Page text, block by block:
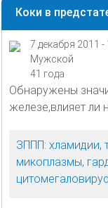
Коки в
7 декабря 2011 -
Мужской
41 года
Обнаружены
железе,влияет ли
ЗППП: хламидии,
микоплазмы,